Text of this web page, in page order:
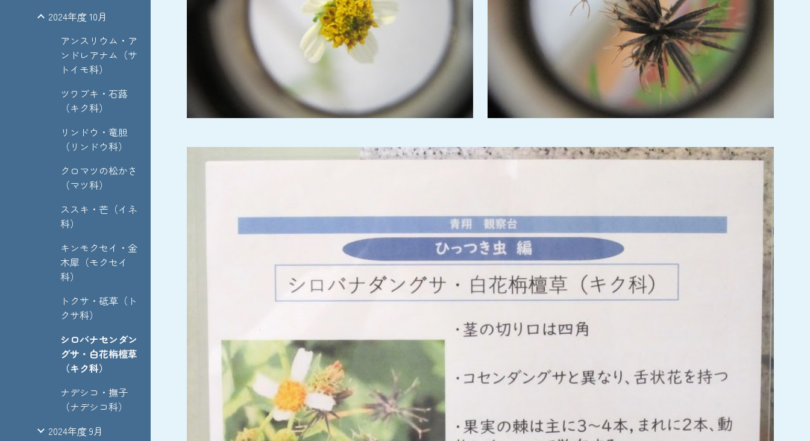
2024年度 10月
アンスリウム・ア
ンドレアナム（サ
トイモ科）
ツワブキ・石蕗
（キク科）
リンドウ・竜胆
（リンドウ科）
クロマツの松かさ
（マツ科）
ススキ・芒（イネ
科）
キンモクセイ・金
木犀（モクセイ
科）
トクサ・砥草（ト
クサ科）
シロバナセンダン
グサ・白花栴檀草
（キク科）
ナデシコ・撫子
（ナデシコ科）
2024年度 9月